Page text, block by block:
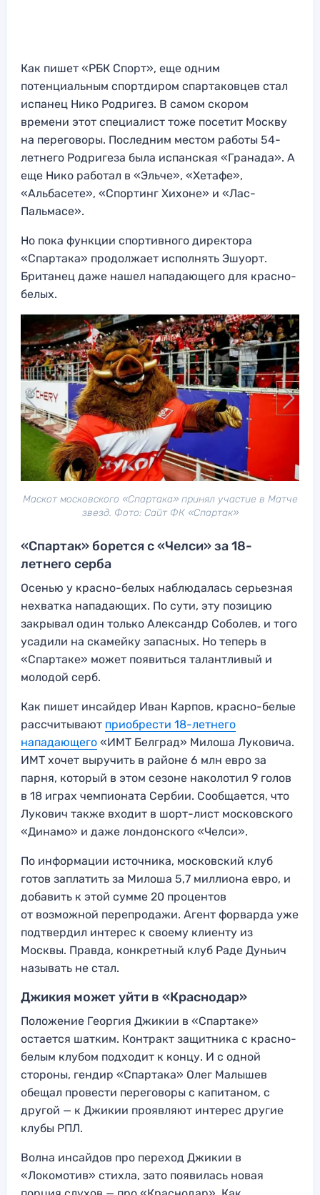
Как пишет «РБК Спорт», еще одним
потенциальным спортдиром спартаковцев стал
испанец Нико Родригез. В самом скором
времени этот специалист тоже посетит Москву
на переговоры. Последним местом работы 54-
летнего Родригеза была испанская «Гранада». А
еще Нико работал в «Эльче», «Хетафе»,
«Альбасете», «Спортинг Хихоне» и «Лас-
Пальмасе».
Но пока функции спортивного директора
«Спартака» продолжает исполнять Эшуорт.
Британец даже нашел нападающего для красно-
белых.
Маскот московского «Спартака» принял участие в Матче
звезд. Фото: Сайт ФК «Спартак»
«Спартак» борется с «Челси» за 18-
летнего серба
Осенью у красно-белых наблюдалась серьезная
нехватка нападающих. По сути, эту позицию
закрывал один только Александр Соболев, и того
усадили на скамейку запасных. Но теперь в
«Спартаке» может появиться талантливый и
молодой серб.
Как пишет инсайдер Иван Карпов, красно-белые
рассчитывают приобрести 18-летнего
нападающего «ИМТ Белград» Милоша Луковича.
ИМТ хочет выручить в районе 6 млн евро за
парня, который в этом сезоне наколотил 9 голов
в 18 играх чемпионата Сербии. Сообщается, что
Лукович также входит в шорт-лист московского
«Динамо» и даже лондонского «Челси».
По информации источника, московский клуб
готов заплатить за Милоша 5,7 миллиона евро, и
добавить к этой сумме 20 процентов
от возможной перепродажи. Агент форварда уже
подтвердил интерес к своему клиенту из
Москвы. Правда, конкретный клуб Раде Дуньич
называть не стал.
Джикия может уйти в «Краснодар»
Положение Георгия Джикии в «Спартаке»
остается шатким. Контракт защитника с красно-
белым клубом подходит к концу. И с одной
стороны, гендир «Спартака» Олег Малышев
обещал провести переговоры с капитаном, с
другой — к Джикии проявляют интерес другие
клубы РПЛ.
Волна инсайдов про переход Джикии в
«Локомотив» стихла, зато появилась новая